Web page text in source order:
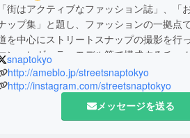
「街はアクティブなファッション誌」、「
ップ集」と題し、ファッションの一拠点
を中心にストリートスナップの撮影を行
ン、レギュラーモデル等で構成するチーム
年に設立10周年を迎え、活動の幅を広
のプロジェクトに力を入れていくことにし
snaptokyo
http://ameblo.jp/streetsnaptokyo
http://instagram.com/streetsnaptokyo
メッセージを送る